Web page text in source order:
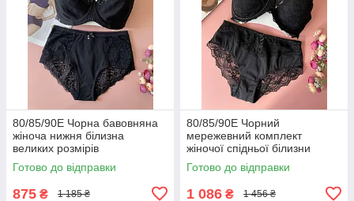
80/85/90Е Чорна бавовняна
жіноча нижня білизна
великих розмірів
Готово до відправки
875 ₴ 1 185 ₴
80/85/90Е Чорний
мережевний комплект
жіночої спідньої білизни
великі розміри
Готово до відправки
1 086 ₴ 1 456 ₴